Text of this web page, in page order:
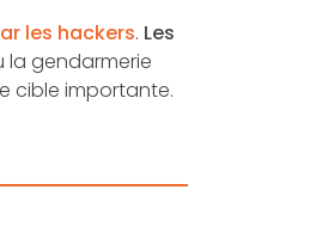
les hackers. Les
la gendarmerie
cible importante.